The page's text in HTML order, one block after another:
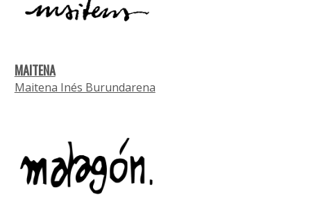
MAITENA
Maitena Inés Burundarena